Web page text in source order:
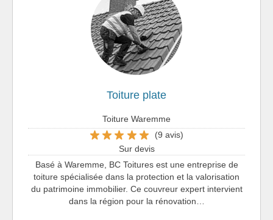
Toiture plate
Toiture Waremme
(9 avis)
Sur devis
Basé à Waremme, BC Toitures est une entreprise de
toiture spécialisée dans la protection et la valorisation
du patrimoine immobilier. Ce couvreur expert intervient
dans la région pour la rénovation…